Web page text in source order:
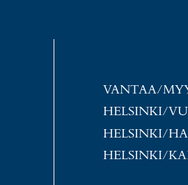
VANTAA/
HELSINKI/
HELSINKI/
HELSINKI/